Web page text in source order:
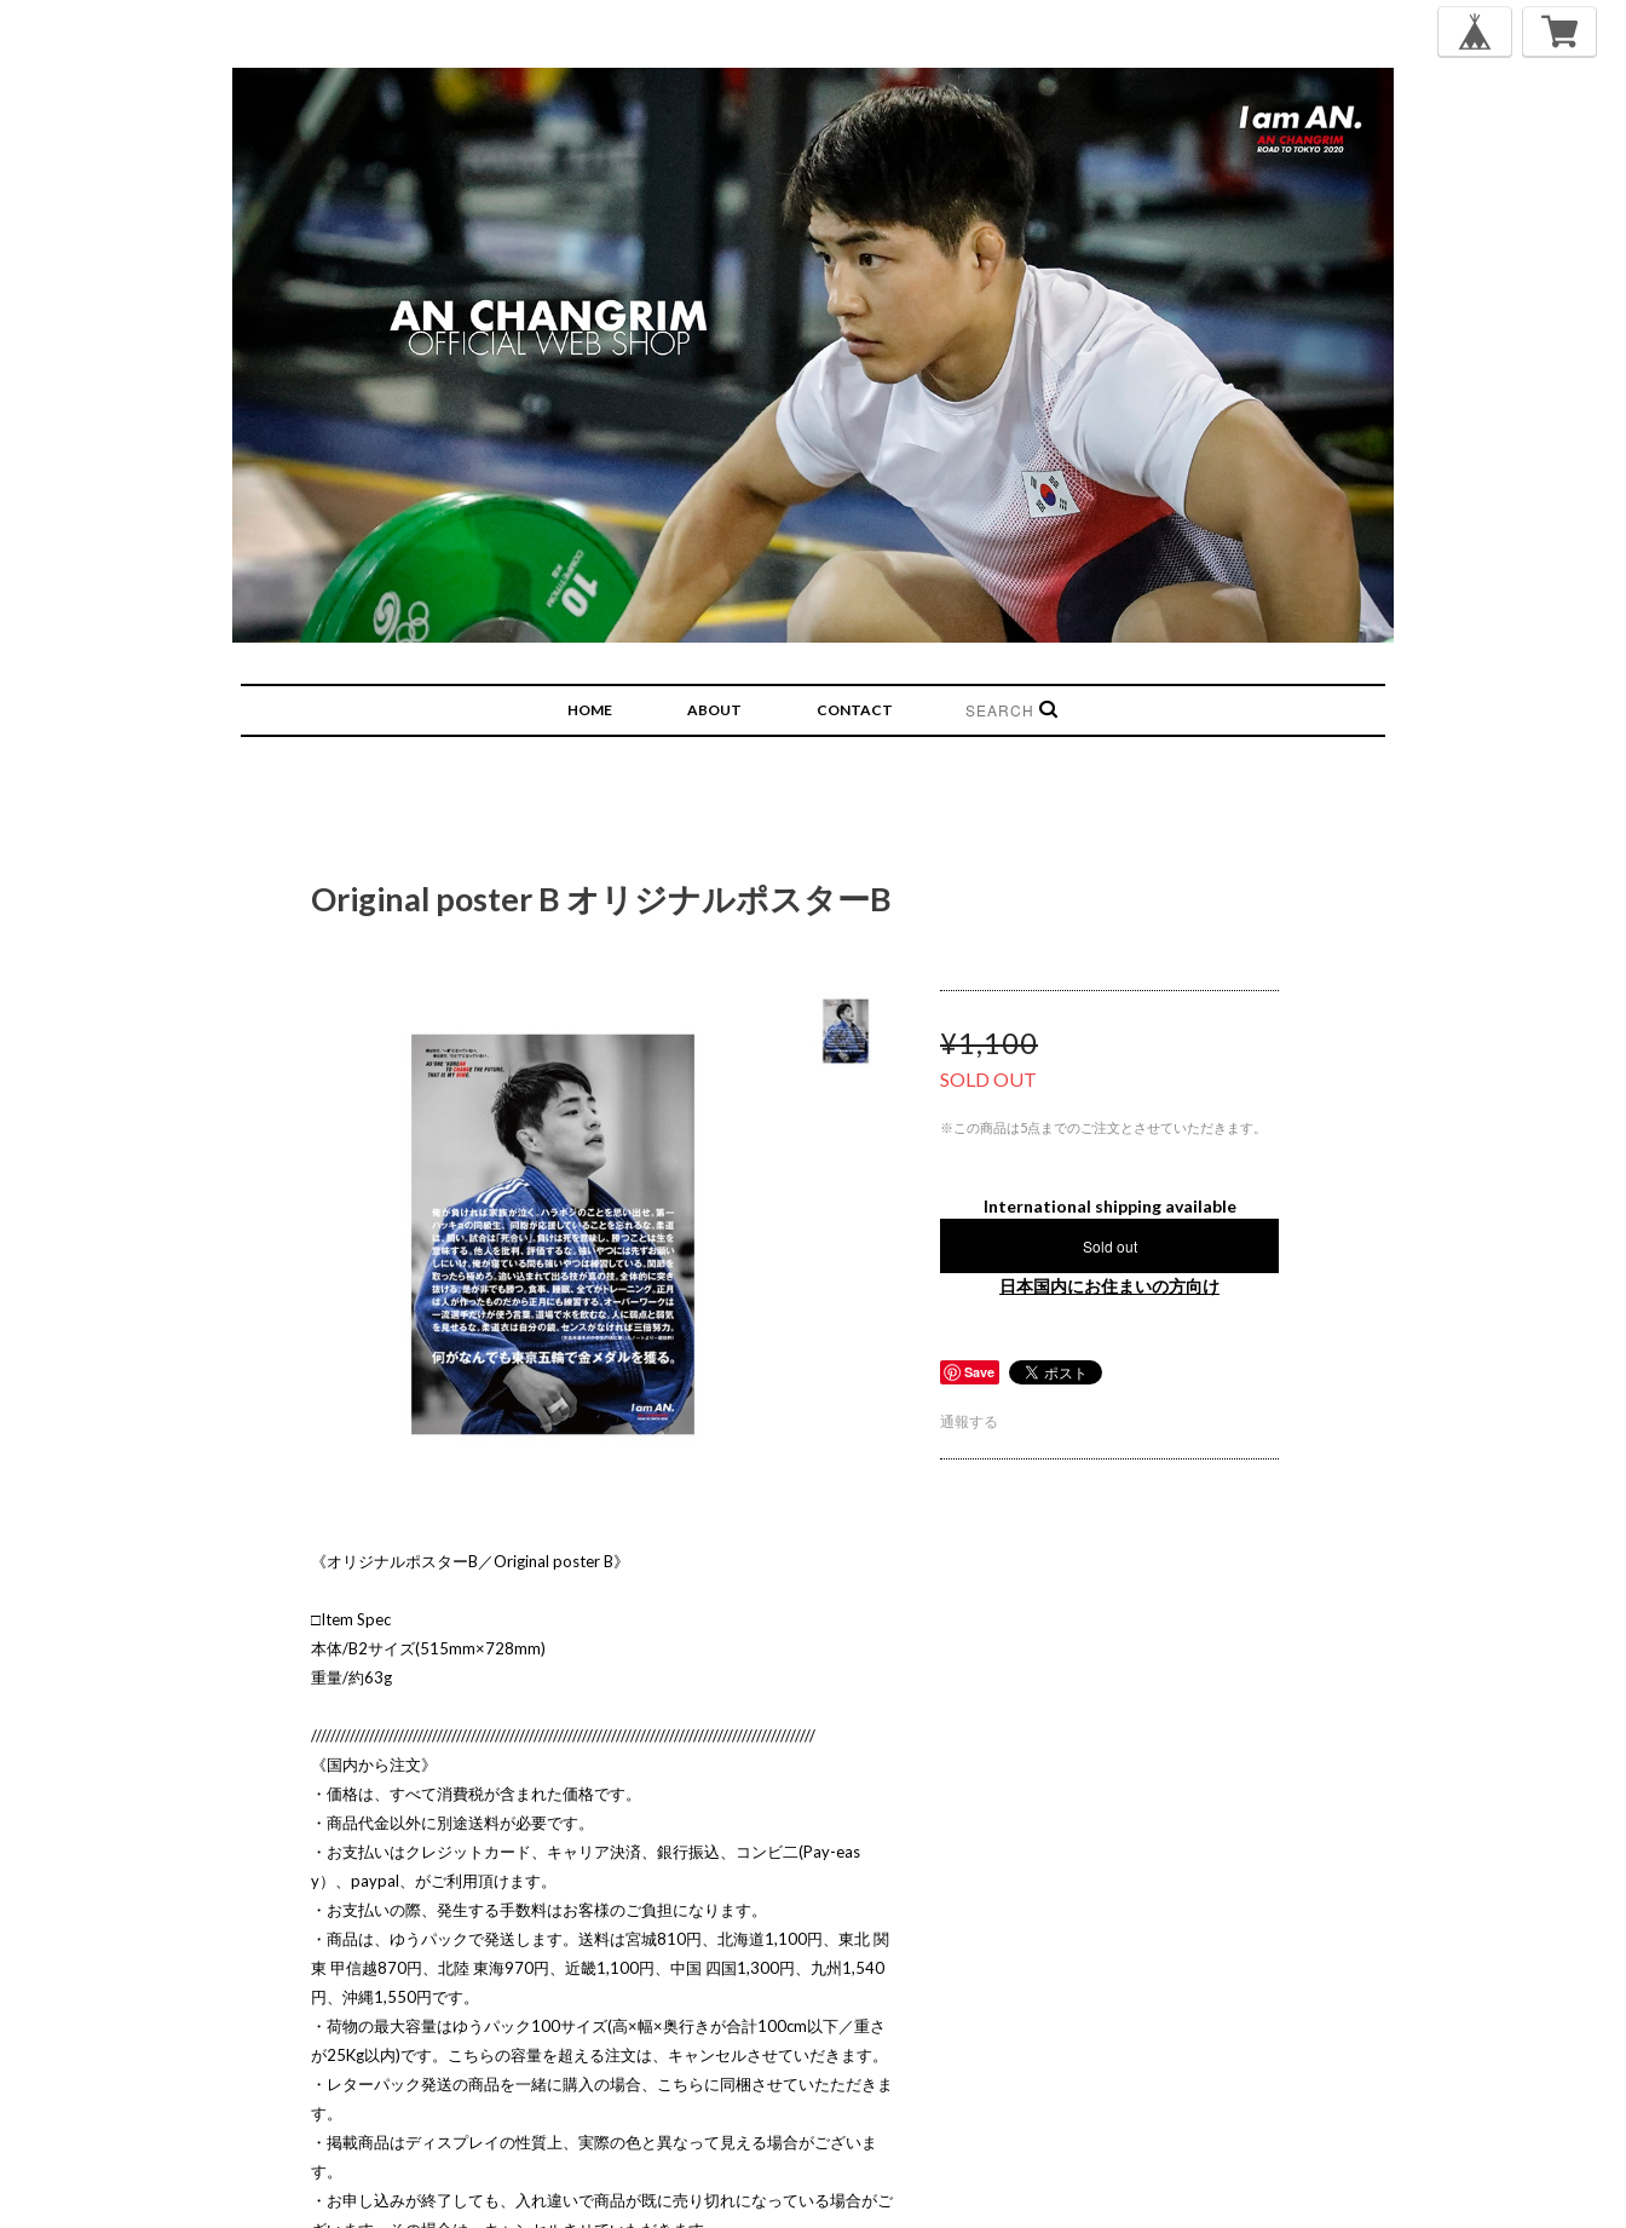
HOME ABOUT CONTACT
Original poster B オリジナルポスターB
《オリジナルポスターB／Original poster B》
□Item Spec
本体/B2サイズ(515mm×728mm)
重量/約63g
////////////////////////////////////////////////////////////////////////////////////////////////////////
《国内から注文》
・価格は、すべて消費税が含まれた価格です。
・商品代金以外に別途送料が必要です。
・お支払いはクレジットカード、キャリア決済、銀行振込、コンビ二(Pay-eas
y）、paypal、がご利用頂けます。
・お支払いの際、発生する手数料はお客様のご負担になります。
・商品は、ゆうパックで発送します。送料は宮城810円、北海道1,100円、東北 関
東 甲信越870円、北陸 東海970円、近畿1,100円、中国 四国1,300円、九州1,540
円、沖縄1,550円です。
・荷物の最大容量はゆうパック100サイズ(高×幅×奥行きが合計100cm以下／重さ
が25Kg以内)です。こちらの容量を超える注文は、キャンセルさせていだきます。
・レターパック発送の商品を一緒に購入の場合、こちらに同梱させていたただきま
す。
・掲載商品はディスプレイの性質上、実際の色と異なって見える場合がございま
す。
・お申し込みが終了しても、入れ違いで商品が既に売り切れになっている場合がご
¥1,100
SOLD OUT
※この商品は5点までのご注文とさせていただきます。
International shipping available
Sold out
日本国内にお住まいの方向け
Save
通報する